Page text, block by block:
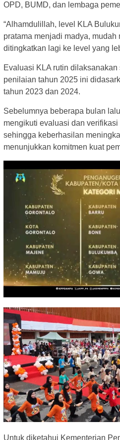
OPD, BUMD, dan lembaga
“Alhamdulillah, level KLA
pratama menjadi madya,
ditingkatkan lagi ke level yang
Evaluasi KLA rutin
penilaian tahun 2025 ini
tahun 2023 dan 2024.
Sebelumnya beberapa bulan
mengikuti evaluasi dan
sehingga keberhasilan
menunjukkan komitmen kuat
Untuk diketahui Kementerian